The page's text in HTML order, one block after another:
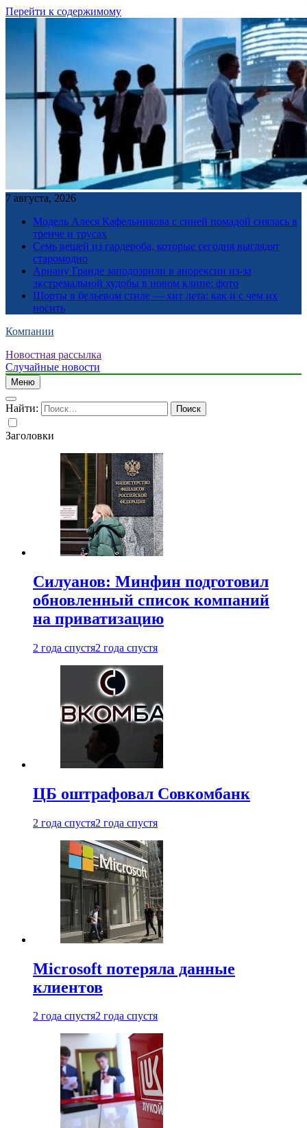
Перейти к содержимому
7 августа, 2026
Модель Алеся Кафельникова с синей помадой снялась в
тренче и трусах
Семь вещей из гардероба, которые сегодня выглядят
старомодно
Ариану Гранде заподозрили в анорексии из-за
экстремальной худобы в новом клипе: фото
Шорты в бельевом стиле — хит лета: как и с чем их
носить
Компании
Новостная рассылка
Случайные новости
Меню
Найти:
Заголовки
Силуанов: Минфин подготовил
обновленный список компаний
на приватизацию
2 года спустя2 года спустя
ЦБ оштрафовал Совкомбанк
2 года спустя2 года спустя
Microsoft потеряла данные
клиентов
2 года спустя2 года спустя